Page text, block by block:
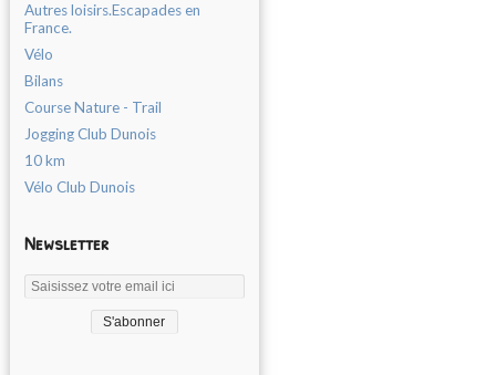
Autres loisirs.Escapades en
France.
Vélo
Bilans
Course Nature - Trail
Jogging Club Dunois
10 km
Vélo Club Dunois
Newsletter